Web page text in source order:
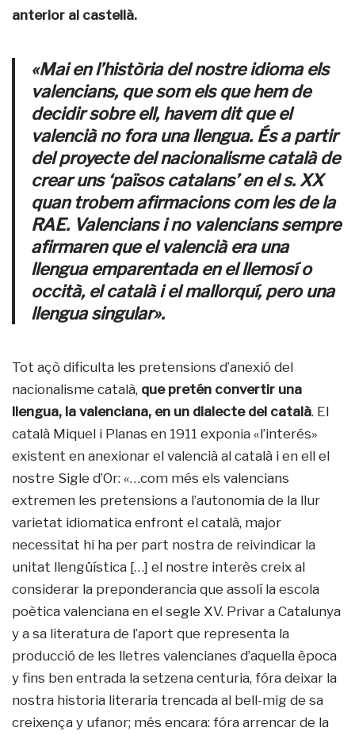
anterior al castellà.
«Mai en l’història del nostre idioma els
valencians, que som els que hem de
decidir sobre ell, havem dit que el
valencià no fora una llengua. És a partir
del proyecte del nacionalisme català de
crear uns ‘països catalans’ en el s. XX
quan trobem afirmacions com les de la
RAE. Valencians i no valencians sempre
afirmaren que el valencià era una
llengua emparentada en el llemosí o
occità, el català i el mallorquí, pero una
llengua singular».
Tot açò dificulta les pretensions d’anexió del
nacionalisme català, que pretén convertir una
llengua, la valenciana, en un dialecte del català. El
català Miquel i Planas en 1911 exponia «l’interés»
existent en anexionar el valencià al català i en ell el
nostre Sigle d’Or: «…com més els valencians
extremen les pretensions a l’autonomia de la llur
varietat idiomatica enfront el català, major
necessitat hi ha per part nostra de reivindicar la
unitat llengüística […] el nostre interès creix al
considerar la preponderancia que assolí la escola
poètica valenciana en el segle XV. Privar a Catalunya
y a sa literatura de l’aport que representa la
producció de les lletres valencianes d’aquella època
y fins ben entrada la setzena centuria, fóra deixar la
nostra historia literaria trencada al bell-mig de sa
creixença y ufanor; més encara: fóra arrencar de la